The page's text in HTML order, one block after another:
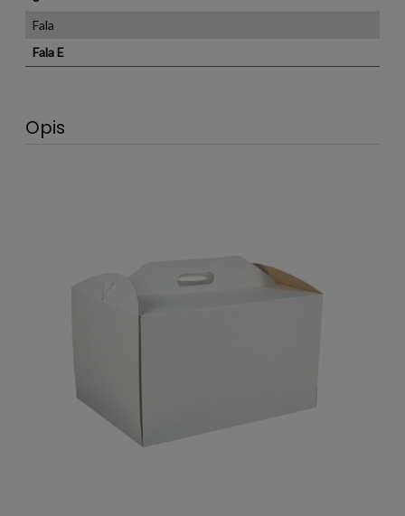
Fala
Fala E
Opis